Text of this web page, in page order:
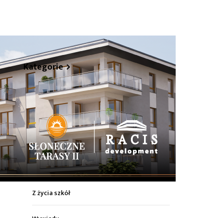
Kategorie
Z życia miasta
Sport
Kultura
Wiadomości z regionu
Z życia szkół